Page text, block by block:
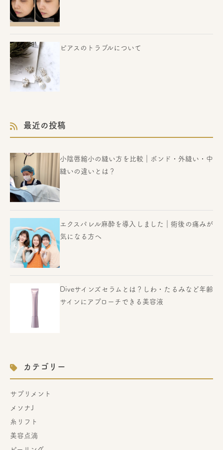
ピアスのトラブルについて
最近の投稿
小陰唇縮小の縫い方を比較｜ボンド・外縫い・中
縫いの違いとは？
エクスパレル麻酔を導入しました｜術後の痛みが
気になる方へ
Diveサインズセラムとは？しわ・たるみなど年齢
サインにアプローチできる美容液
カテゴリー
サプリメント
メソナJ
糸リフト
美容点滴